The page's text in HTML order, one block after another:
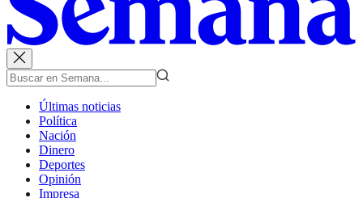
Últimas noticias
Política
Nación
Dinero
Deportes
Opinión
Impresa